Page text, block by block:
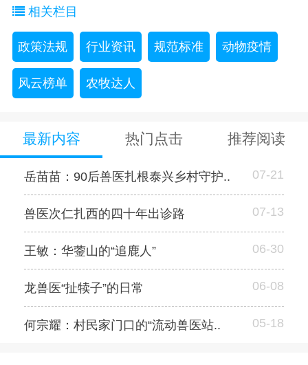
相关栏目
政策法规 行业资讯 规范标准 动物疫情
风云榜单 农牧达人
最新内容 热门点击 推荐阅读
岳苗苗：90后兽医扎根泰兴乡村守护.. 07-21
兽医次仁扎西的四十年出诊路 07-13
王敏：华蓥山的“追鹿人” 06-30
龙兽医“扯犊子”的日常 06-08
何宗耀：村民家门口的“流动兽医站.. 05-18